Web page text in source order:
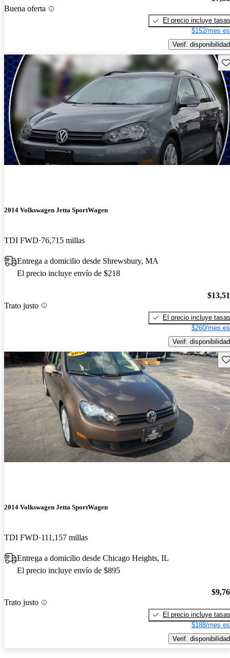
Buena oferta
El precio incluye tasas
$152/mes
Verif. disponibilidad
2014 Volkswagen Jetta SportWagen
TDI FWD 76,715 millas
Entrega a domicilio desde Shrewsbury, MA
El precio incluye envío de $218
Trato justo
El precio incluye tasas
$260/mes
Verif. disponibilidad
2014 Volkswagen Jetta SportWagen
TDI FWD 111,157 millas
Entrega a domicilio desde Chicago Heights, IL
El precio incluye envío de $895
Trato justo
El precio incluye tasas
$188/mes
Verif. disponibilidad